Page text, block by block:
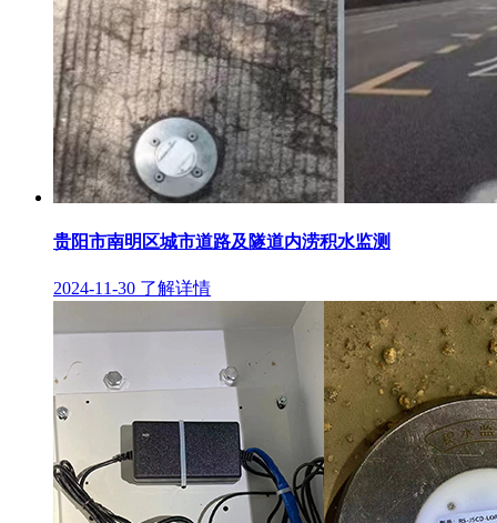
贵阳市南明区城市道路及隧道内涝积水监测
2024-11-30 了解详情